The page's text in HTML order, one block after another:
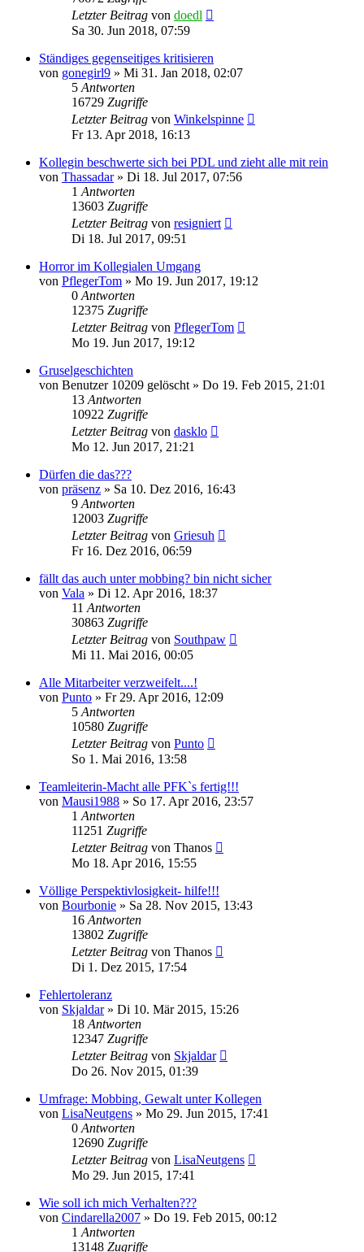
Letzter Beitrag von doedl
Sa 30. Jun 2018, 07:59
Ständiges gegenseitiges kritisieren
von gonegirl9 » Mi 31. Jan 2018, 02:07
5 Antworten
16729 Zugriffe
Letzter Beitrag von Winkelspinne
Fr 13. Apr 2018, 16:13
Kollegin beschwerte sich bei PDL und zieht alle mit rein
von Thassadar» Di 18. Jul 2017, 07:56
1 Antworten
13603 Zugriffe
Letzter Beitrag von resigniert
Di 18. Jul 2017, 09:51
Horror im Kollegialen Umgang
von PflegerTom » Mo 19. Jun 2017, 19:12
0 Antworten
12375 Zugriffe
Letzter Beitrag von PflegerTom
Mo 19. Jun 2017, 19:12
Gruselgeschichten
von Benutzer 10209 gelöscht » Do 19. Feb 2015, 21:01
13 Antworten
10922 Zugriffe
Letzter Beitrag von dasklo
Mo 12. Jun 2017, 21:21
Dürfen die das???
von präsenz » Sa 10. Dez 2016, 16:43
9 Antworten
12003 Zugriffe
Letzter Beitrag von Griesuh
Fr 16. Dez 2016, 06:59
fällt das auch unter mobbing? bin nicht sicher
von Vala » Di 12. Apr 2016, 18:37
11 Antworten
30863 Zugriffe
Letzter Beitrag von Southpaw
Mi 11. Mai 2016, 00:05
Alle Mitarbeiter verzweifelt....!
von Punto » Fr 29. Apr 2016, 12:09
5 Antworten
10580 Zugriffe
Letzter Beitrag von Punto
So 1. Mai 2016, 13:58
Teamleiterin-Macht alle PFK`s fertig!!!
von Mausi1988 » So 17. Apr 2016, 23:57
1 Antworten
11251 Zugriffe
Letzter Beitrag von Thanos
Mo 18. Apr 2016, 15:55
Völlige Perspektivlosigkeit- hilfe!!!
von Bourbonie » Sa 28. Nov 2015, 13:43
16 Antworten
13802 Zugriffe
Letzter Beitrag von Thanos
Di 1. Dez 2015, 17:54
Fehlertoleranz
von Skjaldar» Di 10. Mär 2015, 15:26
18 Antworten
12347 Zugriffe
Letzter Beitrag von Skjaldar
Do 26. Nov 2015, 01:39
Umfrage: Mobbing, Gewalt unter Kollegen
von LisaNeutgens » Mo 29. Jun 2015, 17:41
0 Antworten
12690 Zugriffe
Letzter Beitrag von LisaNeutgens
Mo 29. Jun 2015, 17:41
Wie soll ich mich Verhalten???
von Cindarella2007 » Do 19. Feb 2015, 00:12
1 Antworten
13148 Zugriffe